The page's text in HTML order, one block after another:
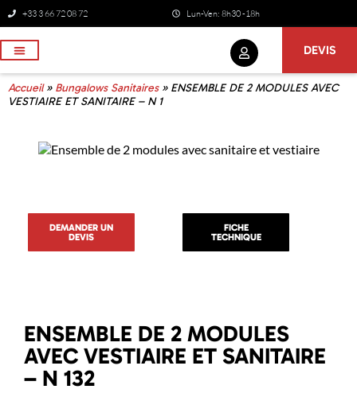
+33 3 66 72 08 72 Lun-Ven: 8h30 -18h
DEVIS
Accueil» Bungalows Sanitaires» ENSEMBLE DE 2 MODULES AVEC
VESTIAIRE ET SANITAIRE – N 1
DEMANDER UN
DEVIS
FICHE
TECHNIQUE
ENSEMBLE DE 2 MODULES
AVEC VESTIAIRE ET SANITAIRE
– N 132